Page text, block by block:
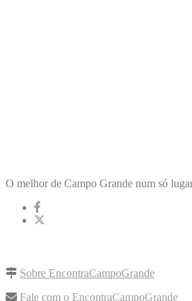
O melhor de Campo Grande num só
Sobre EncontraCampoGrande
Fale com o EncontraCampoGrande